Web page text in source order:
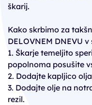
škarij.
Kako skrbimo za
DELOVNEM DNEVU
1. Škarje temeljito
popolnoma posušite
2. Dodajte kapljico
3. Dodajte olje na
rezil.